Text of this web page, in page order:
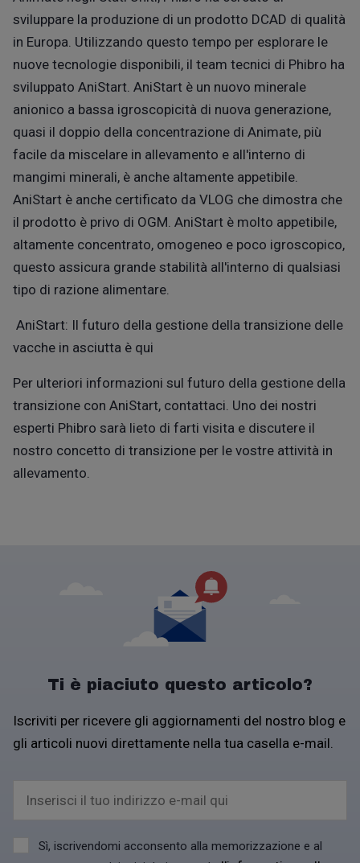
sviluppare la produzione di un prodotto DCAD di qualità
in Europa. Utilizzando questo tempo per esplorare le
nuove tecnologie disponibili, il team tecnici di Phibro ha
sviluppato AniStart. AniStart è un nuovo minerale
anionico a bassa igroscopicità di nuova generazione,
quasi il doppio della concentrazione di Animate, più
facile da miscelare in allevamento e all'interno di
mangimi minerali, è anche altamente appetibile.
AniStart è anche certificato da VLOG che dimostra che
il prodotto è privo di OGM. AniStart è molto appetibile,
altamente concentrato, omogeneo e poco igroscopico,
questo assicura grande stabilità all'interno di qualsiasi
tipo di razione alimentare.
AniStart: Il futuro della gestione della transizione delle
vacche in asciutta è qui
Per ulteriori informazioni sul futuro della gestione della
transizione con AniStart, contattaci. Uno dei nostri
esperti Phibro sarà lieto di farti visita e discutere il
nostro concetto di transizione per le vostre attività in
allevamento.
Ti è piaciuto questo articolo?
Iscriviti per ricevere gli aggiornamenti del nostro blog e
gli articoli nuovi direttamente nella tua casella e-mail.
Inserisci il tuo indirizzo e-mail qui
Sì, iscrivendomi acconsento alla memorizzazione e al